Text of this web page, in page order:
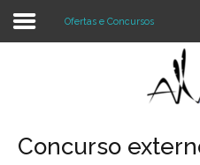
Ofertas e Concursos
Concurso